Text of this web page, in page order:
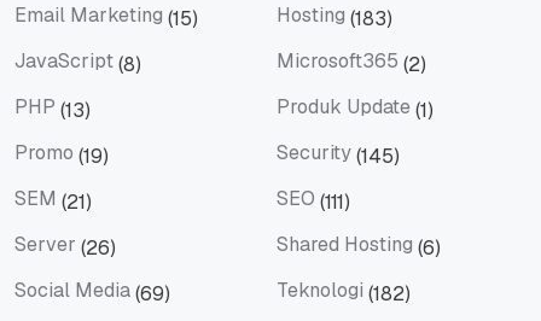
Email Marketing (15) Hosting (183)
JavaScript(8) Microsoft365 (2)
PHP (13) Produk Update (1)
Promo (19) Security(145)
SEM (21) SEO (111)
Server (26) Shared Hosting (6)
Social Media(69) Teknologi (182)